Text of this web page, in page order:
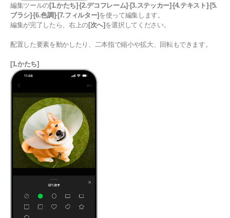
編集ツールの[1.かたち] ⋅[2.デコフレーム] ⋅ [3.ステッカー] ⋅[4.テキスト]⋅ [5.
ブラシ] ⋅[6.色調]⋅ [7.フィルター] を使って編集します。
編集が完了したら、右上の[次へ] を選択してください。
配置した要素を動かしたり、二本指で縮小や拡大、回転もできます。
[1.かたち]